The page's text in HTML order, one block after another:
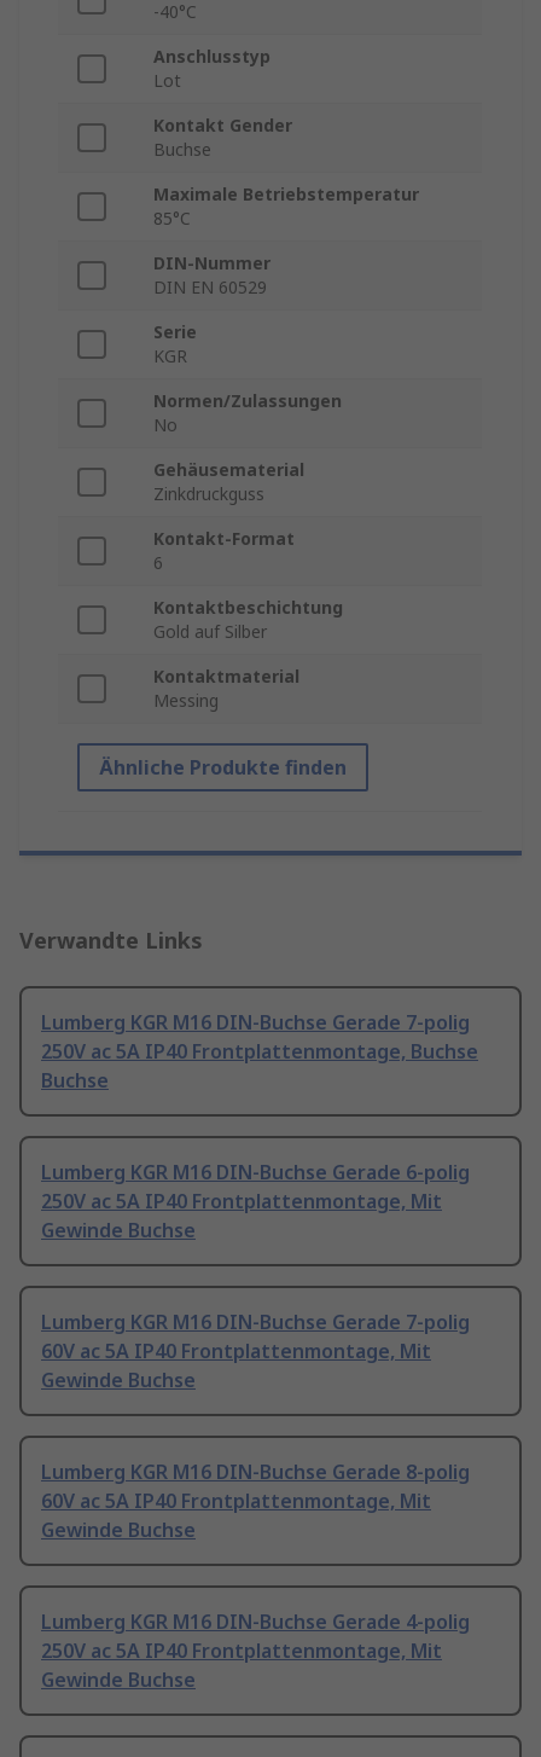
-40°C
Anschlusstyp
Lot
Kontakt Gender
Buchse
Maximale Betriebstemperatur
85°C
DIN-Nummer
DIN EN 60529
Serie
KGR
Normen/Zulassungen
No
Gehäusematerial
Zinkdruckguss
Kontakt-Format
6
Kontaktbeschichtung
Gold auf Silber
Kontaktmaterial
Messing
Ähnliche Produkte finden
Verwandte Links
Lumberg KGR M16 DIN-Buchse Gerade 7-polig
250V ac 5A IP40 Frontplattenmontage, Buchse
Buchse
Lumberg KGR M16 DIN-Buchse Gerade 6-polig
250V ac 5A IP40 Frontplattenmontage, Mit
Gewinde Buchse
Lumberg KGR M16 DIN-Buchse Gerade 7-polig
60V ac 5A IP40 Frontplattenmontage, Mit
Gewinde Buchse
Lumberg KGR M16 DIN-Buchse Gerade 8-polig
60V ac 5A IP40 Frontplattenmontage, Mit
Gewinde Buchse
Lumberg KGR M16 DIN-Buchse Gerade 4-polig
250V ac 5A IP40 Frontplattenmontage, Mit
Gewinde Buchse